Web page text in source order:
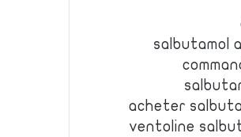
salbutamol
acheter
ventoline